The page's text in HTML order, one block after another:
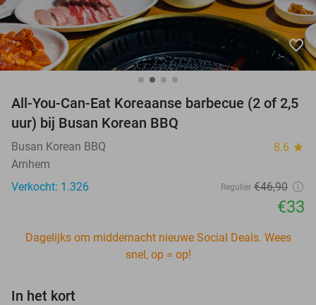
favorite_border
All-You-Can-Eat Koreaanse barbecue (2 of 2,5
uur) bij Busan Korean BBQ
Busan Korean BBQ 8.6 star
Arnhem
Verkocht: 1.326
Regulier €46,90
€33
Dagelijks om middernacht nieuwe Social Deals. Wees
snel, op = op!
In het kort